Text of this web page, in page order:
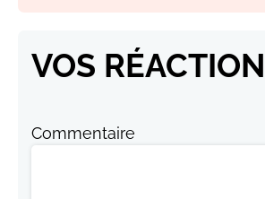
VOS
Commentaire